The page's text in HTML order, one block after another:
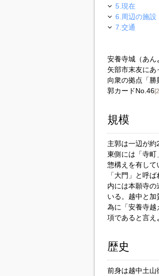
5.現在
6.周辺の施設
7.交通
安養寺城（あん
矢部市末友に
向衆の拠点「
郭カードNo.46
規模
主郭は一辺が
東側には「寺町
惣構えを有して
「大門」と呼
内には本願寺
いる。越中と
為に「安養寺越
項であると言え
歴史
前身は越中土山